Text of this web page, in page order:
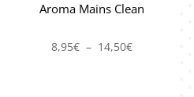
Aroma Mains Clean
8,95€ – 14,50€Plage